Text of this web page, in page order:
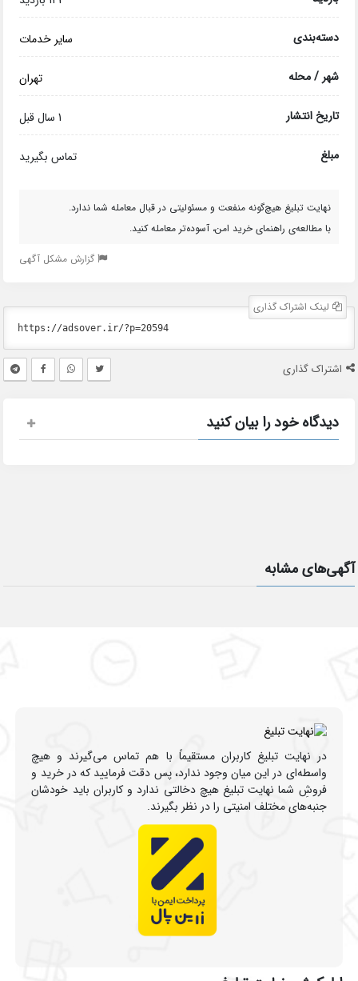
دسته‌بندی سایر خدمات
شهر / محله تهران
تاریخ انتشار 1 سال قبل
مبلغ تماس بگیرید
نهایت تبلیغ هیچ‌گونه منفعت و مسئولیتی در قبال معامله شما ندارد.
با مطالعه‌ی راهنمای خرید امن، آسوده‌تر معامله کنید.
گزارش مشکل آگهی
لینک اشتراک گذاری
اشتراک گذاری
دیدگاه خود را بیان کنید
آگهی‌های مشابه
در نهایت تبلیغ کاربران مستقیماً با هم تماس می‌گیرند و هیچ
واسطه‌ای در این میان وجود ندارد، پس دقت فرمایید که در خرید و
فروشِ شما نهایت تبلیغ هیچ دخالتی ندارد و کاربران باید خودشان
جنبه‌های مختلف امنیتی را در نظر بگیرند.